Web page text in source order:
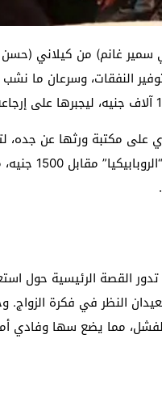
(إيمي سمير غانم) من كيلاني
النفقات، وسرعان ما
على مكتبة ورثها عن جده،
الأموال مخبأً بين الكتب،
القصة الرئيسية حول
النظر في فكرة الزواج.
مما يضع سها وفادي